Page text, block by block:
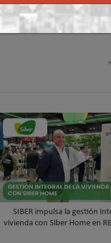
SIBER impulsa la gestión
vivienda con Siber Home en